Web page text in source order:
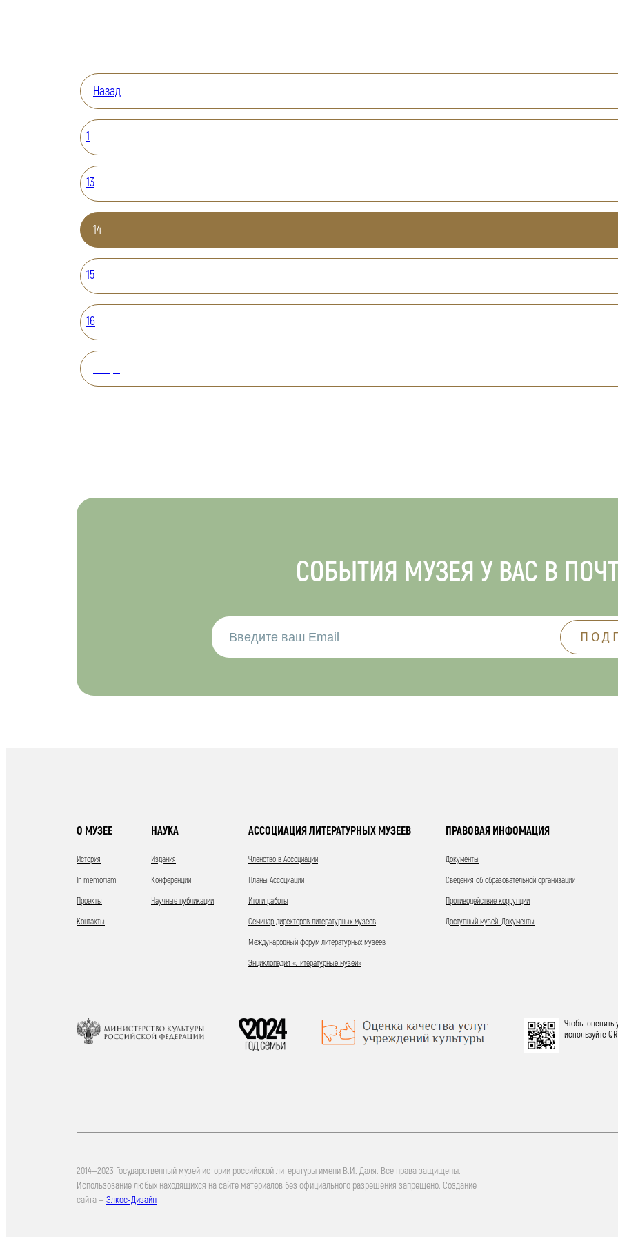
Назад
1
13
14
15
16
СОБЫТИЯ МУЗЕЯ У ВАС В
О МУЗЕЕ
История
In memoriam
Проекты
Контакты
НАУКА
Издания
Конференции
Научные публикации
АССОЦИАЦИЯ ЛИТЕРАТУРНЫХ МУЗЕЕВ
Членство в Ассоциации
Планы Ассоциации
Итоги работы
Семинар директоров литературных музеев
Международный форум литературных музеев
Энциклопедия «Литературные музеи»
ПРАВОВАЯ ИНФОМАЦИЯ
Документы
Сведения об образовательной организации
Противодействие коррупции
Доступный музей. Документы
Чтобы оценить
используйте
2014—2023 Государственный музей истории российской литературы имени В.И. Даля. Все права защищены.
Использование любых находящихся на сайте материалов без официального разрешения запрещено. Создание
сайта — Элкос-Дизайн